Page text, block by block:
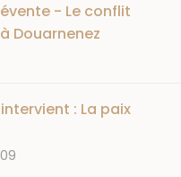
- Le conflit
Douarnenez
: La paix